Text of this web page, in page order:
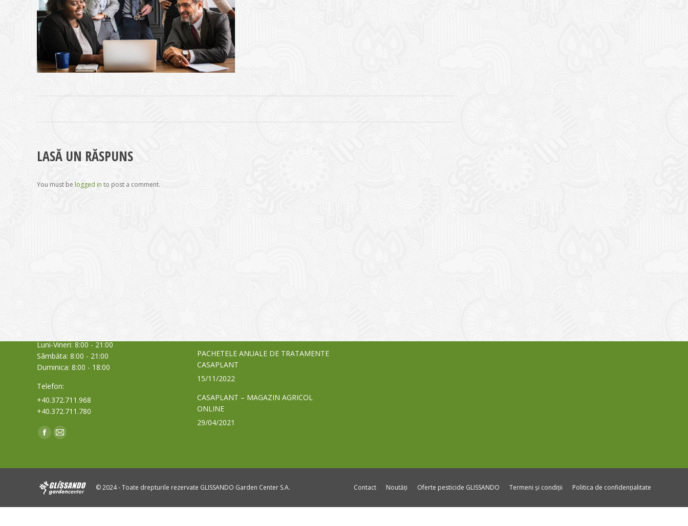
NAVIGATION
LASĂ UN RĂSPUNS
You must be logged in to post a comment.
Luni-Vineri: 8:00 - 21:00
Sâmbăta: 8:00 - 21:00
Duminica: 8:00 - 18:00
Telefon:
+40.372.711.968
+40.372.711.780
Find us on:
Facebook
new
Mail
new
PACHETELE ANUALE DE TRATAMENTE
CASAPLANT
15/11/2022
CASAPLANT – MAGAZIN AGRICOL
ONLINE
29/04/2021
© 2024 - Toate drepturile rezervate GLISSANDO Garden Center S.A. Contact Noutăți Oferte pesticide GLISSANDO Termeni și condiții Politica de confidențialitate